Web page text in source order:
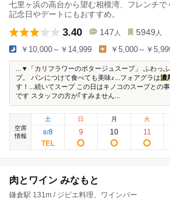
七里ヶ浜の高台から望む相模湾、フレンチで
記念日やデートにもおすすめ。
3.40 147 人 5949 人
￥10,000～￥14,999 ￥5,000～￥
...▼「カリフラワーのポタージュスープ」 ふわっ
プ。 パンにつけて食べても美味♪...フォアグラは濃
す！...続いてスープ この日はキノコのスープとの
です スタッフの方が｢すみません...
空席
情報
土
8/8
日
9
月
10
火
11
肉とワイン みなもと
鎌倉駅 131m / ジビエ料理、ワインバー